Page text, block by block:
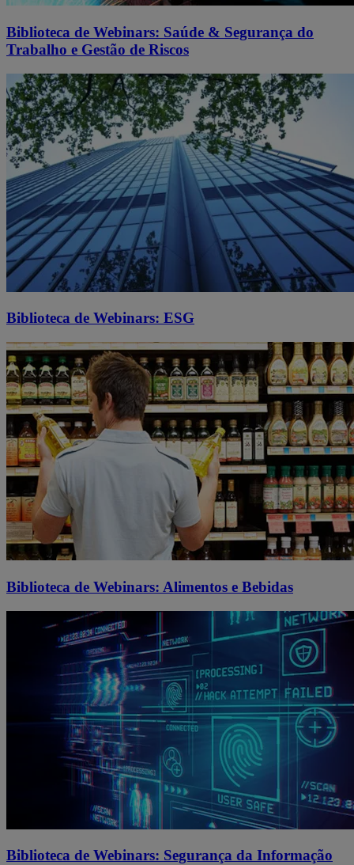
Biblioteca de Webinars: Saúde & Segurança do
Trabalho e Gestão de Riscos
Biblioteca de Webinars: ESG
Biblioteca de Webinars: Alimentos e Bebidas
Biblioteca de Webinars: Segurança da Informação